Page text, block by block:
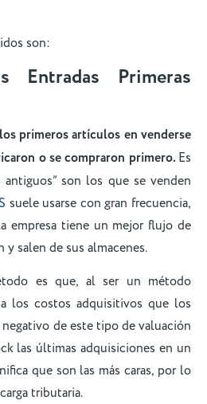
son:
Entradas Primeras
los primeros artículos en venderse
o se compraron primero. Es
son los que se venden
suele usarse con gran frecuencia,
empresa tiene un mejor flujo de
salen de sus almacenes.
es que, al ser un método
los costos adquisitivos que los
de este tipo de valuación
las últimas adquisiciones en un
que son las más caras, por lo
tributaria.